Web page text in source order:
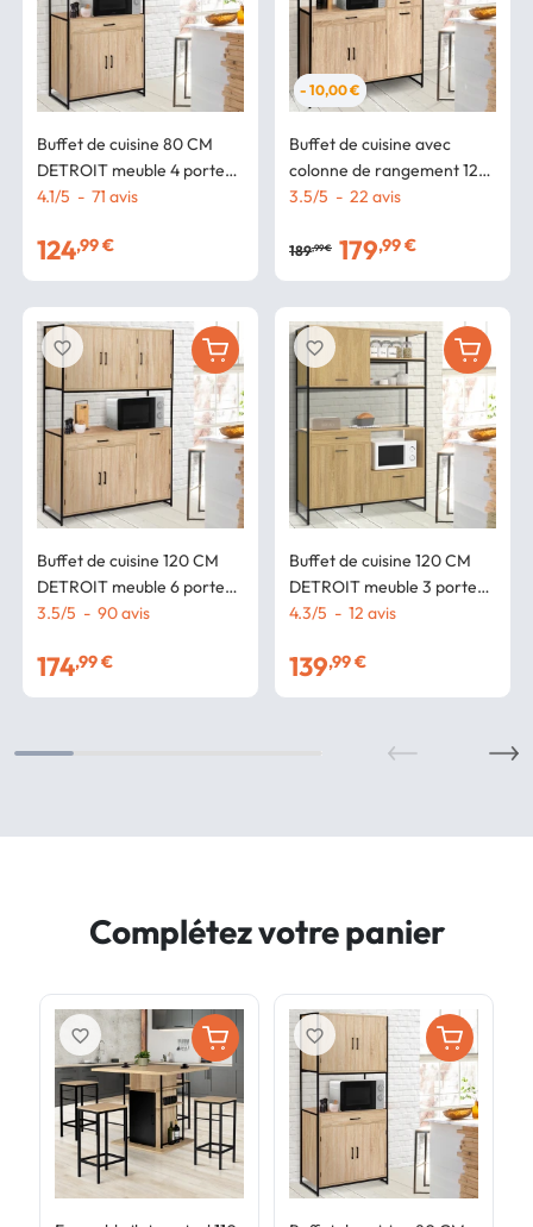
Buffet de cuisine 80 CM
DETROIT meuble 4 portes
design industriel + tiroir
4.1/5 - 71 avis
124,99 €
Buffet de cuisine 120 CM
DETROIT meuble 6 portes
design industriel + tiroir
3.5/5 - 90avis
174,99 €
favorite_border
- 10,00 €
Buffet de cuisine avec
colonne de rangement 120
CM DETROIT 6 portes +
3.5/5 - 22 avis
189,99 € 179,99 €
Buffet de cuisine 120 CM
DETROIT meuble 3 portes
+ 1 tiroir design industriel
4.3/5 - 12 avis
139,99 €
favorite_border
Complétez votre panier
favorite_border favorite_border